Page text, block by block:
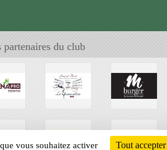
partenaires du club
vous souhaitez activer Tout accepter